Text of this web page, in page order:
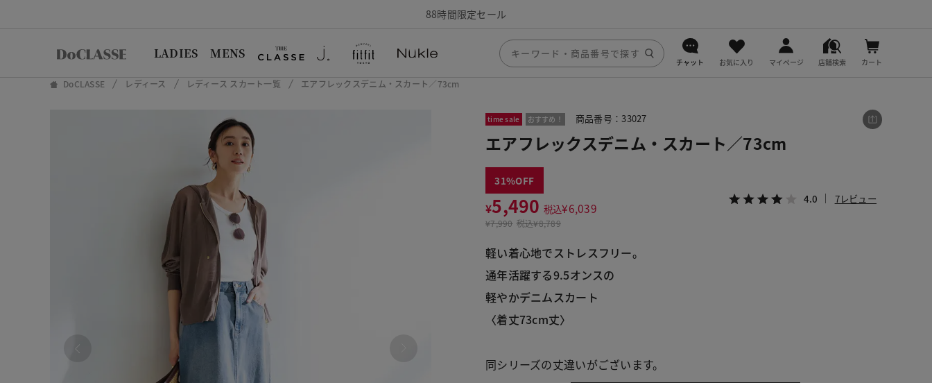
88時間限定セール
LADIES MENS
チャット お気に入り マイページ 店舗検索 カート
DoCLASSE レディース レディース スカート一覧 エアフレックスデニム・スカート／73cm
time sale おすすめ！ 商品番号：33027
エアフレックスデニム・スカート／73cm
31
¥5,490 税込¥6,039
¥7,990 税込¥8,789
4.0 7レビュー
軽い着心地でストレスフリー。
通年活躍する9.5オンスの
軽やかデニムスカート
〈着丈73cm丈〉
同シリーズの丈違いがございます。